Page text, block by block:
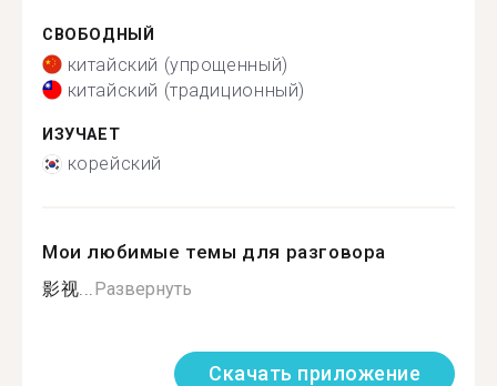
СВОБОДНЫЙ
китайский (упрощенный)
китайский (традиционный)
ИЗУЧАЕТ
корейский
Мои любимые темы для разговора
影视...Развернуть
Скачать приложение